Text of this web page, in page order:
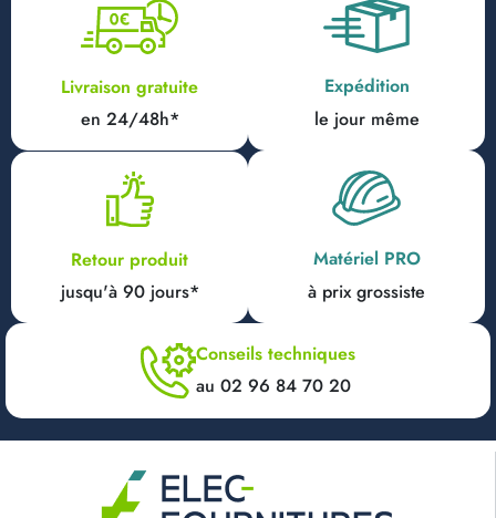
Livraison gratuite
en 24/48h*
Expédition
le jour même
Retour produit
jusqu'à 90 jours*
Matériel PRO
à prix grossiste
Conseils techniques
au 02 96 84 70 20